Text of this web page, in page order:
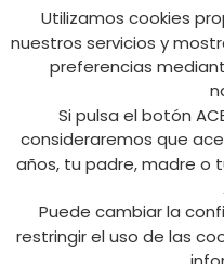
Aceites Sierra
derechos
Utilizamos cookies
nuestros servicios y
preferencias
Si pulsa el botón
consideraremos que
años, tu padre, madre o
Puede cambiar la
restringir el uso de las